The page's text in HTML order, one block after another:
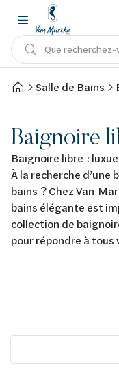
Que recherchez-
Salle de Bains
Baignoire
Baignoire libre :
À la recherche d’une
bains ? Chez Van
bains élégante est
collection de
pour répondre à tous